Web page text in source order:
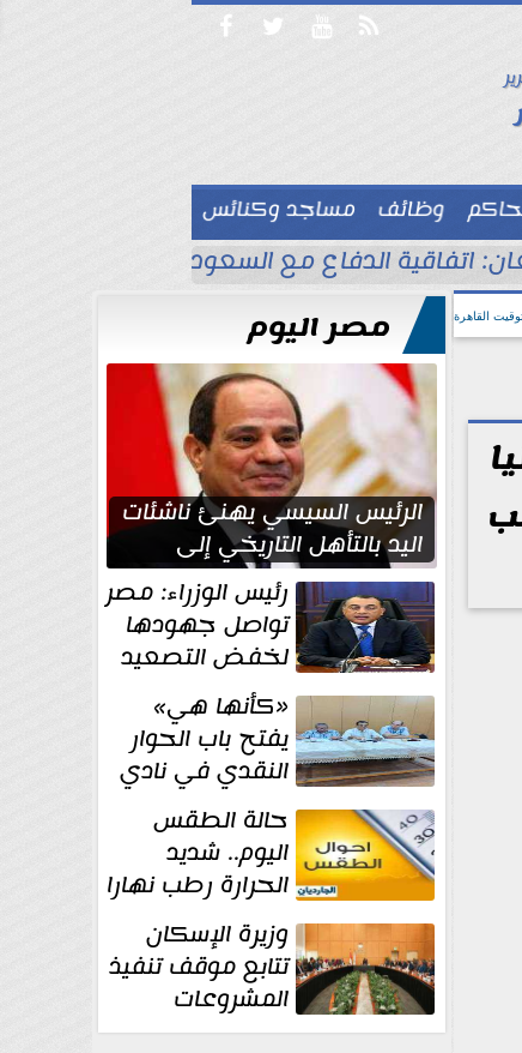
   
وظائف
مساجد وكنائس

اتفاقية الدفاع مع السعودية وباكستان
القاهرة مصر اليوم
الرئيس السيسي يهنئ ناشئات
اليد بالتأهل التاريخي إلى
نصف نهائي كأس العالم
رئيس الوزراء: مصر
تواصل جهودها
لخفض التصعيد
والحفاظ على
الاستقرار الإقليمي«كأنها هي»
يفتح باب الحوار
النقدي في نادي
أدب مصر الجديدة
حالة الطقس
اليوم.. شديد
الحرارة رطب نهارا
مائل للحرارة رطب
ليلا.. و... وزيرة الإسكان
تتابع موقف تنفيذ
المشروعات
والخطة